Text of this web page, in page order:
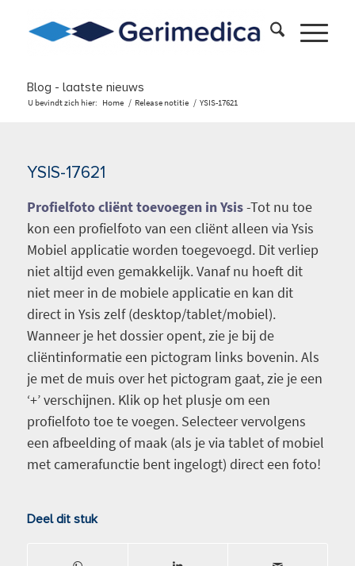
Blog - laatste nieuws
U bevindt zich hier: Home / Release notitie / YSIS-17621
YSIS-17621
Profielfoto cliënt toevoegen in Ysis-Tot nu toe
kon een profielfoto van een cliënt alleen via Ysis
Mobiel applicatie worden toegevoegd. Dit verliep
niet altijd even gemakkelijk. Vanaf nu hoeft dit
niet meer in de mobiele applicatie en kan dit
direct in Ysis zelf (desktop/tablet/mobiel).
Wanneer je het dossier opent, zie je bij de
cliëntinformatie een pictogram links bovenin. Als
je met de muis over het pictogram gaat, zie je een
‘+’ verschijnen. Klik op het plusje om een
profielfoto toe te voegen. Selecteer vervolgens
een afbeelding of maak (als je via tablet of mobiel
met camerafunctie bent ingelogt) direct een foto!
Deel dit stuk